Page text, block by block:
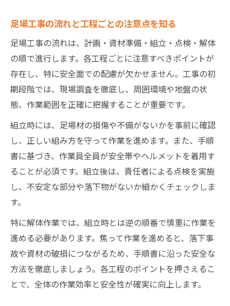
足場施工計画書で現場トラブルを未然に防
足場工事の計画書に記載すべき要素を整理
足場工事の計画書作成時のポイントと注意
点
足場工事の組み立てで失敗しないためのコツ
足場工事の組み立てで押さえたい実践的コ
ツ
足場工事の失敗を防ぐ組立順と安全対策
足場の組み方コツと現場で役立つ知識
足場工事の組み立て時に注意したい基本事
足場工事の組立時に失敗しがちなポイント
とは
現場で差がつく足場工事の知識と実践力
足場工事の知識が現場力向上に直結する理
由
足場工事の流れと工程ごとの注意点を知る
足場工事の流れは、計画・資材準備・組立・点検・解体
の順で進行します。各工程ごとに注意すべきポイントが
存在し、特に安全面での配慮が欠かせません。工事の初
期段階では、現場調査を徹底し、周囲環境や地盤の状
態、作業範囲を正確に把握することが重要です。
組立時には、足場材の損傷や不備がないかを事前に確認
し、正しい組み方を守って作業を進めます。また、手順
書に基づき、作業員全員が安全帯やヘルメットを着用す
ることが必須です。組立後は、責任者による点検を実施
し、不安定な部分や落下物がないか細かくチェックしま
す。
特に解体作業では、組立時とは逆の順番で慎重に作業を
進める必要があります。焦って作業を進めると、落下事
故や資材の破損につながるため、手順書に沿った安全な
方法を徹底しましょう。各工程のポイントを押さえるこ
とで、全体の作業効率と安全性が確実に向上します。